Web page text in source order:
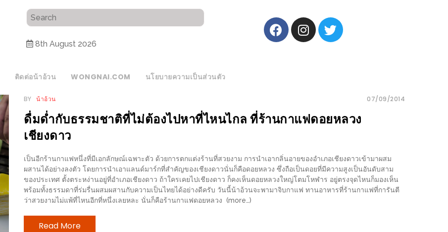
8th August 2026
ติดต่อน้าอ้วน WONGNAI.COM นโยบายความเป็นส่วนตัว
BY น้าอ้วน 07/09/2014
ดื่มด่ำกับธรรมชาติที่ไม่ต้องไปหาที่ไหนไกล ที่ร้านกาแฟดอยหลวง
เชียงดาว
เป็นอีกร้านกาแฟหนึ่งที่มีเอกลักษณ์เฉพาะตัว ด้วยการตกแต่งร้านที่สวยงาม การนำเอากลิ่นอายของอำเภอเชียงดาวเข้ามาผสม
ผสานได้อย่างลงตัว โดยการนำเอาแลนด์มาร์กที่สำคัญของเชียงดาวนั่นก็คือดอยหลวง ซึ่งถือเป็นดอยที่มีความสูงเป็นอันดับสาม
ของประเทศ ตั้งตระหง่านอยู่ที่อำเภอเชียงดาว ถ้าใครเคยไปเชียงดาว ก็คงเห็นดอยหลวงใหญ่โตมโหฬาร อยู่ตรงจุดไหนก็มองเห็น
พร้อมทั้งธรรมดาที่ร่มรื่นผสมผสานกับความเป็นไทยได้อย่างดีครับ วันนี้น้าอ้วนจะพามาจิบกาแฟ ทานอาหารที่ร้านกาแฟที่การันตี
ว่าสวยงามไม่แพ้ที่ไหนอีกที่หนึ่งเลยหละ นั่นก็คือร้านกาแฟดอยหลวง (more…)
Read More